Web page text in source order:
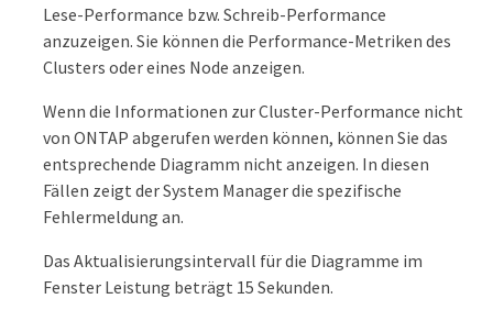
Lese-Performance bzw. Schreib-Performance
anzuzeigen. Sie können die Performance-Metriken des
Clusters oder eines Node anzeigen.
Wenn die Informationen zur Cluster-Performance nicht
von ONTAP abgerufen werden können, können Sie das
entsprechende Diagramm nicht anzeigen. In diesen
Fällen zeigt der System Manager die spezifische
Fehlermeldung an.
Das Aktualisierungsintervall für die Diagramme im
Fenster Leistung beträgt 15 Sekunden.